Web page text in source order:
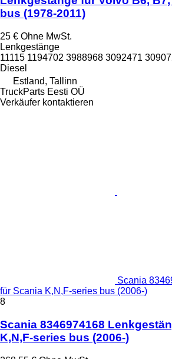
bus (1978-2011)
25 € Ohne MwSt.
Lenkgestänge
11115 1194702 3988968 3092471
Diesel
Estland, Tallinn
TruckParts Eesti OÜ
Verkäufer kontaktieren
Scania
für Scania K,N,F-series bus (2006-)
8
Scania 8346974168
K,N,F-series bus (2006-)